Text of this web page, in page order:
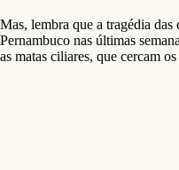
Mas, lembra que a tragédia das
Pernambuco nas últimas
as matas ciliares, que cercam